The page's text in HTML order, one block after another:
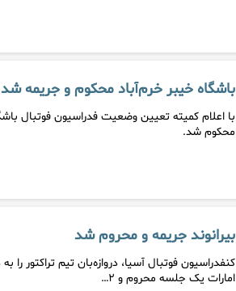
باشگاه خیبر خرم‌آباد محکوم و جریمه شد
محکوم شد.
بیرانوند جریمه و محروم شد
کنفدراسیون فوتبال آسیا، دروازه‌بان تیم تراکتور را
امارات یک جلسه محروم و ۲…